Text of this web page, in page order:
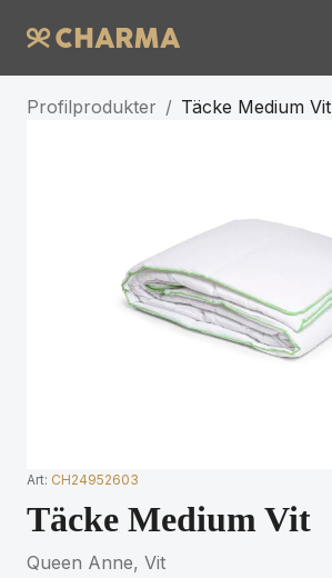
Profilprodukter / Täcke Medium Vit
Art: CH24952603
Täcke Medium Vit
Queen Anne, Vit